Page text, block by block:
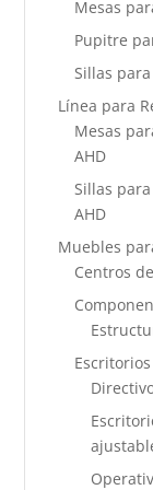
Mesas
Pupitre
Sillas
Línea para
Mesas
AHD
Sillas
AHD
Muebles
Centros